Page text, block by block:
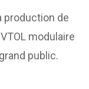
production de
modulaire
public.